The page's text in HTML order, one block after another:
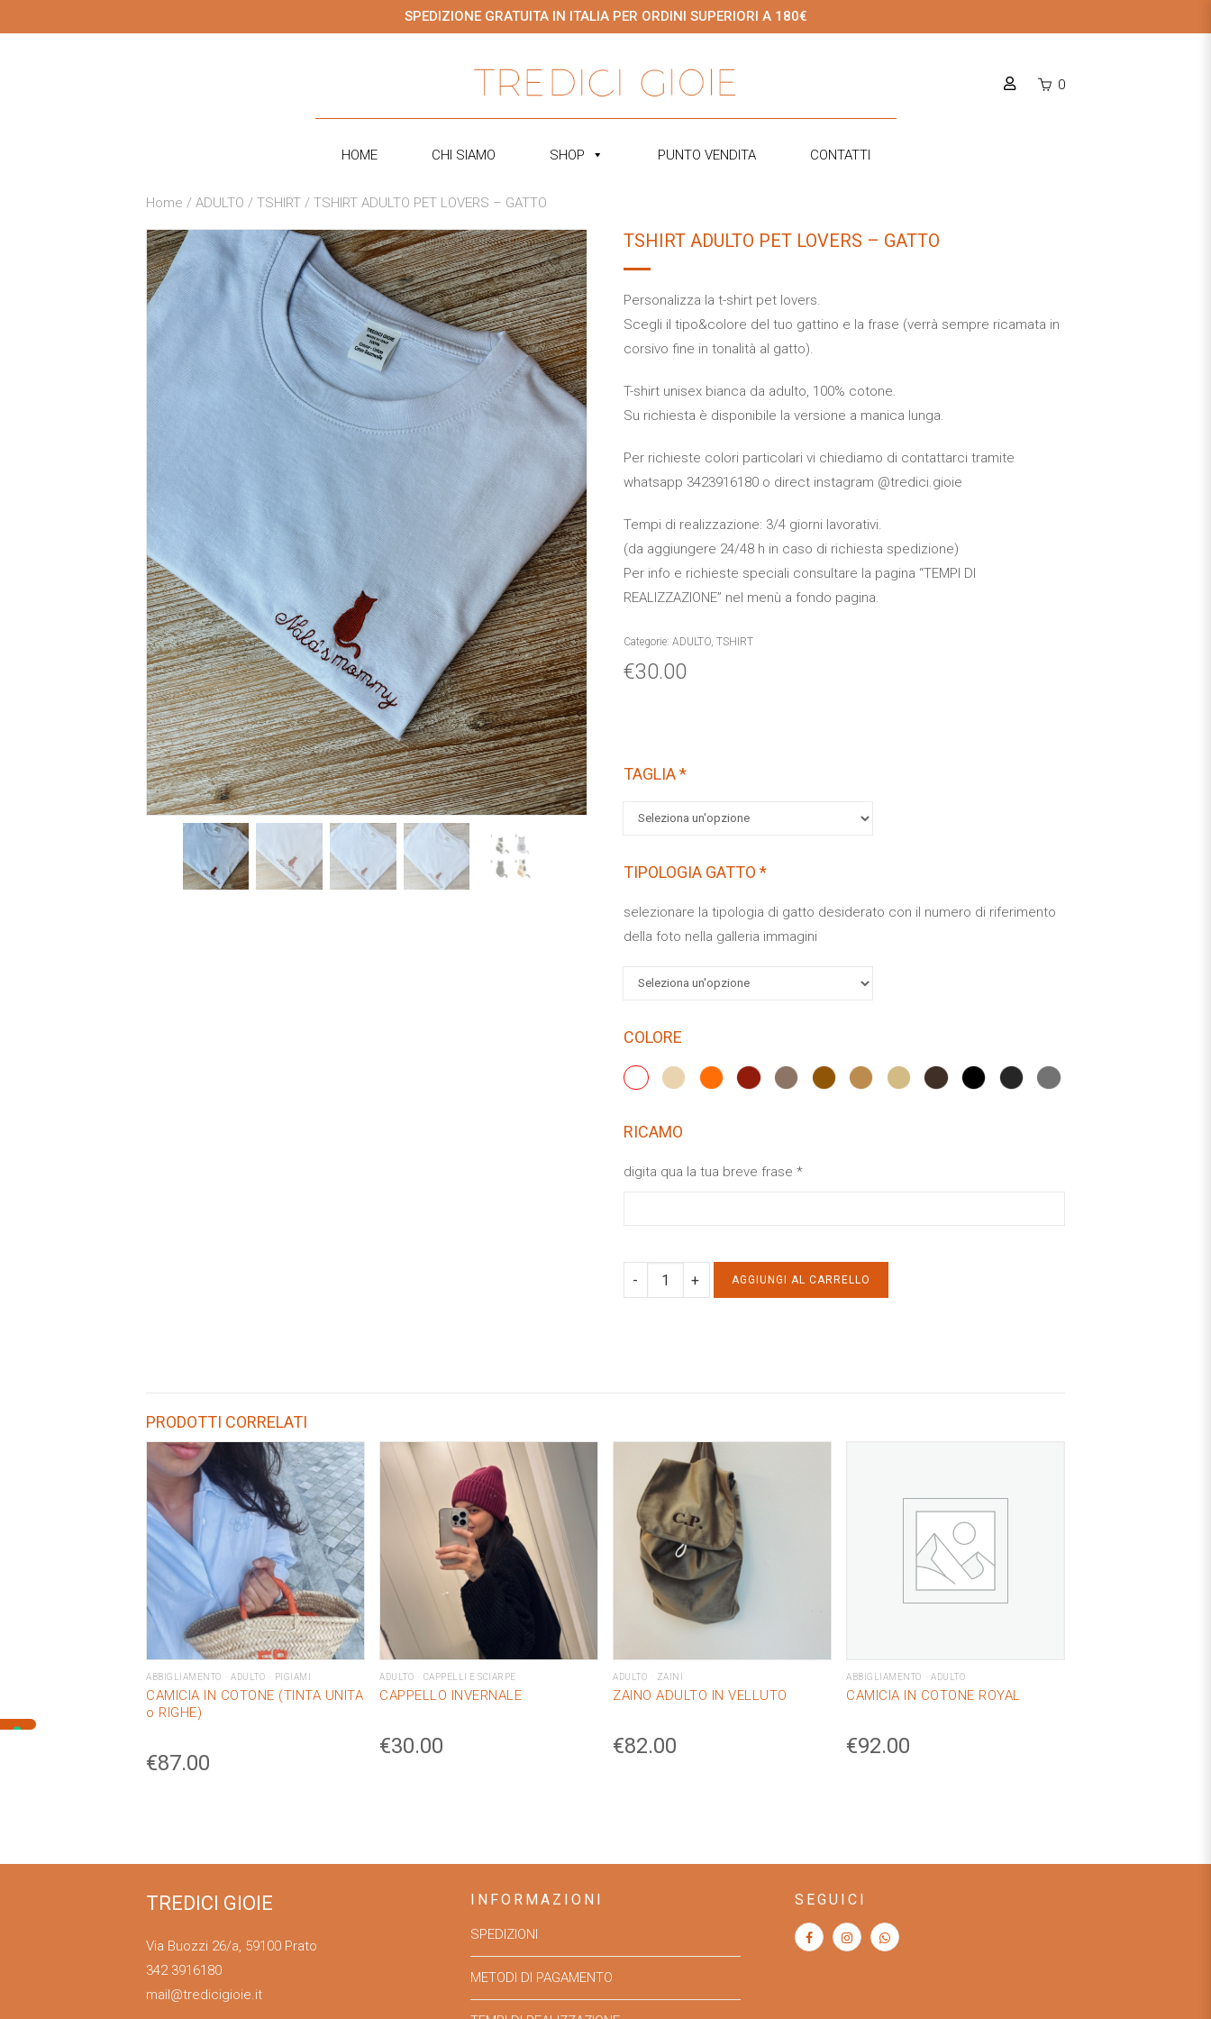
SPEDIZIONE GRATUITA IN ITALIA PER ORDINI SUPERIORI A 180€
0
HOME CHI SIAMO SHOP PUNTO VENDITA CONTATTI
Home / ADULTO / TSHIRT / TSHIRT ADULTO PET LOVERS – GATTO
TSHIRT ADULTO PET LOVERS – GATTO
Personalizza la t-shirt pet lovers.
Scegli il tipo&colore del tuo gattino e la frase (verrà sempre ricamata in
corsivo fine in tonalità al gatto).
T-shirt unisex bianca da adulto, 100% cotone.
Su richiesta è disponibile la versione a manica lunga.
Per richieste colori particolari vi chiediamo di contattarci tramite
whatsapp 3423916180 o direct instagram @tredici.gioie
Tempi di realizzazione: 3/4 giorni lavorativi.
(da aggiungere 24/48 h in caso di richiesta spedizione)
Per info e richieste speciali consultare la pagina “TEMPI DI
REALIZZAZIONE” nel menù a fondo pagina.
Categorie:ADULTO,TSHIRT
€30.00
TAGLIA *
TIPOLOGIA GATTO *
selezionare la tipologia di gatto desiderato con il numero di riferimento
della foto nella galleria immagini
COLORE
RICAMO
digita qua la tua breve frase*
TSHIRT
ADULTO
AGGIUNGI AL CARRELLO
PRODOTTI CORRELATI
ABBIGLIAMENTO ADULTO PIGIAMI
CAMICIA IN COTONE (TINTA UNITA
o RIGHE)
€87.00
ADULTO CAPPELLI E SCIARPE
CAPPELLO INVERNALE
€30.00
ADULTO ZAINI
ZAINO ADULTO IN VELLUTO
€82.00
ABBIGLIAMENTO ADULTO
CAMICIA IN COTONE ROYAL
€92.00
TREDICI GIOIE
Via Buozzi 26/a, 59100 Prato
342 3916180
mail@tredicigioie.it
INFORMAZIONI
SPEDIZIONI
METODI DI PAGAMENTO
SEGUICI